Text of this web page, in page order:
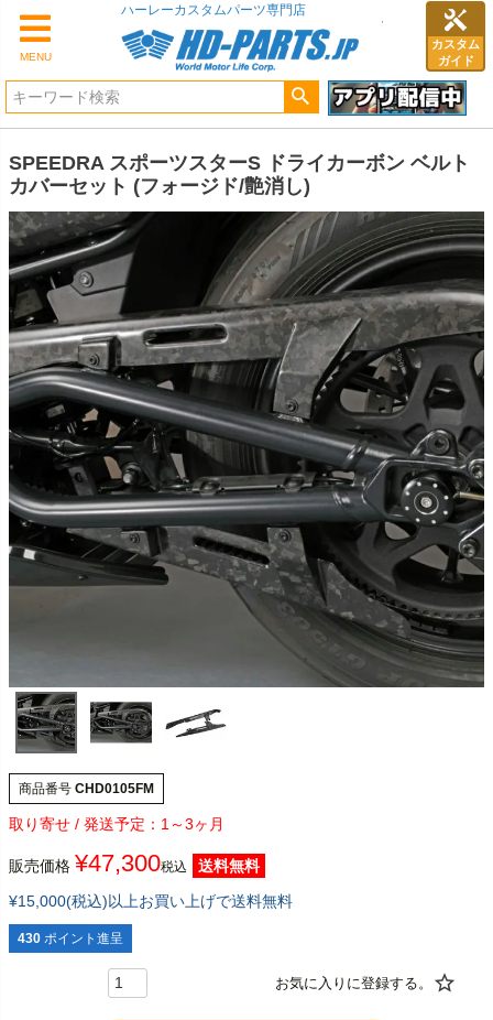
MENU
カスタム
ガイド
ハーレーカスタムパーツ専門店
SPEEDRA スポーツスターS ドライカーボン ベルト
カバーセット (フォージド/艶消し)
商品番号 CHD0105FM
1～3ヶ月
販売価格 ¥47,300税込
送料無料
¥15,000(税込)以上お買い上げで送料無料
430 ポイント進呈